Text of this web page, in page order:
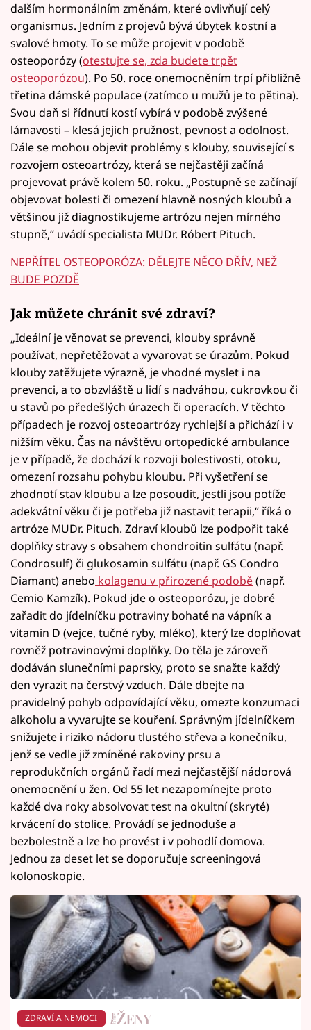
dalším hormonálním změnám, které ovlivňují celý
organismus. Jedním z projevů bývá úbytek kostní a
svalové hmoty. To se může projevit v podobě
osteoporózy (otestujte se, zda budete trpět
osteoporózou). Po 50. roce onemocněním trpí přibližně
třetina dámské populace (zatímco u mužů je to pětina).
Svou daň si řídnutí kostí vybírá v podobě zvýšené
lámavosti – klesá jejich pružnost, pevnost a odolnost.
Dále se mohou objevit problémy s klouby, související s
rozvojem osteoartrózy, která se nejčastěji začíná
projevovat právě kolem 50. roku. „Postupně se začínají
objevovat bolesti či omezení hlavně nosných kloubů a
většinou již diagnostikujeme artrózu nejen mírného
stupně,“ uvádí specialista MUDr. Róbert Pituch.
NEPŘÍTEL OSTEOPORÓZA: DĚLEJTE NĚCO DŘÍV, NEŽ
BUDE POZDĚ
Jak můžete chránit své zdraví?
„Ideální je věnovat se prevenci, klouby správně
používat, nepřetěžovat a vyvarovat se úrazům. Pokud
klouby zatěžujete výrazně, je vhodné myslet i na
prevenci, a to obzvláště u lidí s nadváhou, cukrovkou či
u stavů po předešlých úrazech či operacích. V těchto
případech je rozvoj osteoartrózy rychlejší a přichází i v
nižším věku. Čas na návštěvu ortopedické ambulance
je v případě, že dochází k rozvoji bolestivosti, otoku,
omezení rozsahu pohybu kloubu. Při vyšetření se
zhodnotí stav kloubu a lze posoudit, jestli jsou potíže
adekvátní věku či je potřeba již nastavit terapii,“ říká o
artróze MUDr. Pituch. Zdraví kloubů lze podpořit také
doplňky stravy s obsahem chondroitin sulfátu (např.
Condrosulf) či glukosamin sulfátu (např. GS Condro
Diamant) anebo kolagenu v přirozené podobě(např.
Cemio Kamzík). Pokud jde o osteoporózu, je dobré
zařadit do jídelníčku potraviny bohaté na vápník a
vitamin D (vejce, tučné ryby, mléko), který lze doplňovat
rovněž potravinovými doplňky. Do těla je zároveň
dodáván slunečními paprsky, proto se snažte každý
den vyrazit na čerstvý vzduch. Dále dbejte na
pravidelný pohyb odpovídající věku, omezte konzumaci
alkoholu a vyvarujte se kouření. Správným jídelníčkem
snižujete i riziko nádoru tlustého střeva a konečníku,
jenž se vedle již zmíněné rakoviny prsu a
reprodukčních orgánů řadí mezi nejčastější nádorová
onemocnění u žen. Od 55 let nezapomínejte proto
každé dva roky absolvovat test na okultní (skryté)
krvácení do stolice. Provádí se jednoduše a
bezbolestně a lze ho provést i v pohodlí domova.
Jednou za deset let se doporučuje screeningová
kolonoskopie.
ZDRAVÍ A NEMOCI